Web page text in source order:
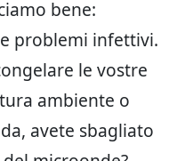
bene:
e problemi infettivi.
le vostre
ambiente o
avete sbagliato